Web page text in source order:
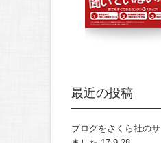
最近の投稿
ブログをさくら社の